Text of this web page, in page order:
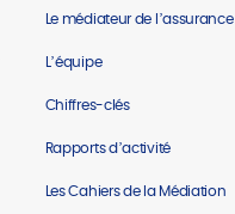
Le médiateur de l’assurance
L’équipe
Chiffres-clés
Rapports d’activité
Les Cahiers de la Médiation